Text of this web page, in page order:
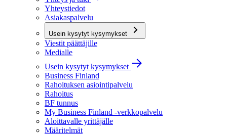
Yhteystiedot
Asiakaspalvelu
Usein kysytyt kysymykset
Viestit päättäjille
Medialle
Usein kysytyt kysymykset
Business Finland
Rahoituksen asiointipalvelu
Rahoitus
BF tunnus
My Business Finland -verkkopalvelu
Aloittavalle yrittäjälle
Määritelmät